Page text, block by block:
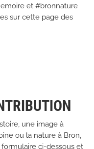
et #bronnature
sur cette page des
une image à
ou la nature à Bron,
ci-dessous et